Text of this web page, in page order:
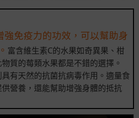
強免疫力的功效，可以幫助身
富含維生素C的水果如奇異果、柑
質的莓類水果都是不錯的選擇。
有天然的抗菌抗病毒作用。適量食
營養，還能幫助增強身體的抵抗